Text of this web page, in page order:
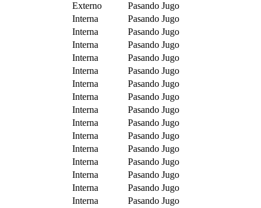
Externo
Pasando Jugo
Interna
Pasando Jugo
Interna
Pasando Jugo
Interna
Pasando Jugo
Interna
Pasando Jugo
Interna
Pasando Jugo
Interna
Pasando Jugo
Interna
Pasando Jugo
Interna
Pasando Jugo
Interna
Pasando Jugo
Interna
Pasando Jugo
Interna
Pasando Jugo
Interna
Pasando Jugo
Interna
Pasando Jugo
Interna
Pasando Jugo
Interna
Pasando Jugo